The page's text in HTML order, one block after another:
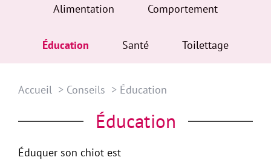
Alimentation Comportement
Éducation Santé Toilettage
Accueil Conseils Éducation
Éducation
Éduquer son chiot est